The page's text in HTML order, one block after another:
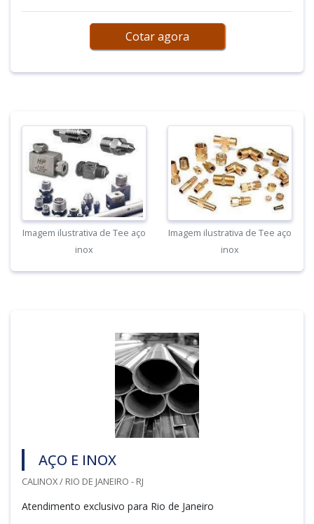
Cotar agora
Imagem ilustrativa de Tee aço
inox
Imagem ilustrativa de Tee aço
inox
AÇO E INOX
CALINOX / RIO DE JANEIRO - RJ
Atendimento exclusivo para Rio de Janeiro